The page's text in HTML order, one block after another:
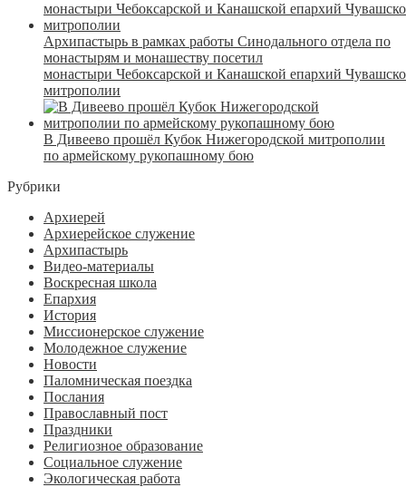
Архипастырь в рамках работы Синодального отдела по
монастырям и монашеству посетил
монастыри Чебоксарской и Канашской епархий
митрополии
В Дивеево прошёл Кубок Нижегородской митрополии
по армейскому рукопашному бою
Рубрики
Архиерей
Архиерейское служение
Архипастырь
Видео-материалы
Воскресная школа
Епархия
История
Миссионерское служение
Молодежное служение
Новости
Паломническая поездка
Послания
Православный пост
Праздники
Религиозное образование
Социальное служение
Экологическая работа